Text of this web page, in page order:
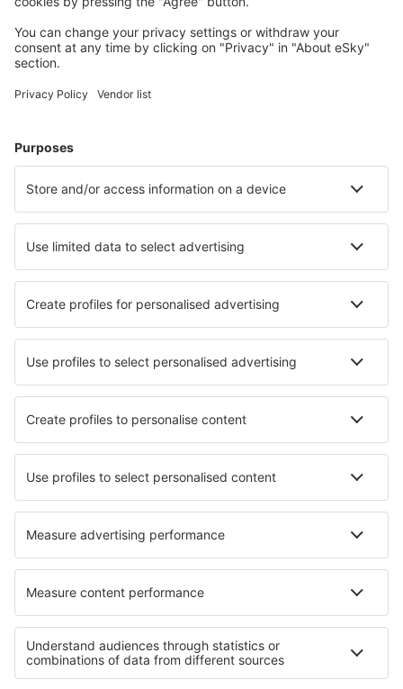
Majoitus
Lento+Hotelli
Hotellit
Kuljetukset
Lue lisää
Lentoyhtiöt
FlexFlight
Lufthansa
Wizz Air
Norwegian
KLM
SAS
Turkish Airlines
Air Baltic
Tietoa eSkysta
Sopimusehdot
Omat varaukset
Tietosuojakäytäntö
Tuki ja yhteystiedot
Yksityisyys